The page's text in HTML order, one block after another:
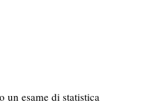
un esame di statistica